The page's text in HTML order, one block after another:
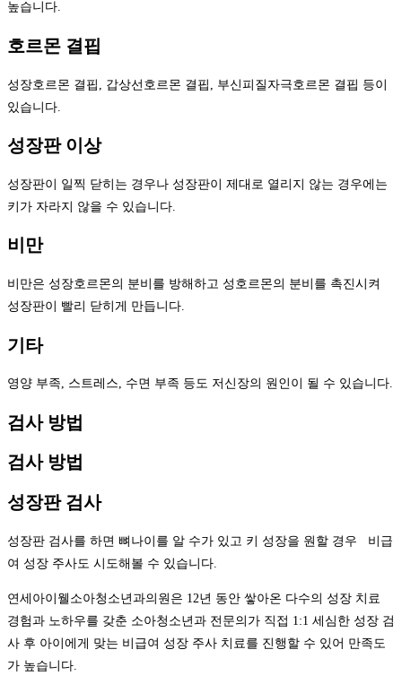
높습니다.
호르몬 결핍
성장호르몬 결핍, 갑상선호르몬 결핍, 부신피질자극호르몬 결핍 등이
있습니다.
성장판 이상
성장판이 일찍 닫히는 경우나 성장판이 제대로 열리지 않는 경우에는
키가 자라지 않을 수 있습니다.
비만
비만은 성장호르몬의 분비를 방해하고 성호르몬의 분비를 촉진시켜
성장판이 빨리 닫히게 만듭니다.
기타
영양 부족, 스트레스, 수면 부족 등도 저신장의 원인이 될 수 있습니다.
검사 방법
검사 방법
성장판 검사
성장판 검사를 하면 뼈나이를 알 수가 있고 키 성장을 원할 경우 비급
여 성장 주사도 시도해볼 수 있습니다.
연세아이웰소아청소년과의원은 12년 동안 쌓아온 다수의 성장 치료
경험과 노하우를 갖춘 소아청소년과 전문의가 직접 1:1 세심한 성장 검
사 후 아이에게 맞는 비급여 성장 주사 치료를 진행할 수 있어 만족도
가 높습니다.